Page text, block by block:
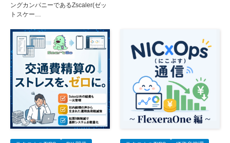
ングカンパニーであるZscaler(ゼッ
トスケー…